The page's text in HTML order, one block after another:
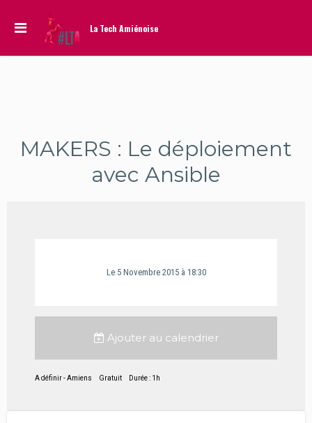
La Tech Amiénoise
MAKERS : Le déploiement
avec Ansible
Le 5 Novembre 2015 à 18:30
Ajouter au calendrier
A définir - Amiens Gratuit Durée : 1h